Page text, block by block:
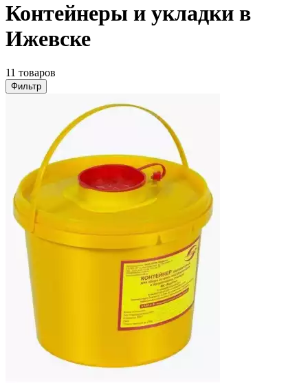
Контейнеры и укладки в
Ижевске
11 товаров
Фильтр